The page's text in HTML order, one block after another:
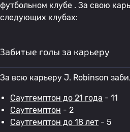
футбольном клубе . За свою
следующих клубах:
Забитые голы за карьеру
За всю карьеру J. Robinson
Саутгемптон до 21 года - 11
Саутгемптон - 2
Саутгемптон до 18 лет - 5